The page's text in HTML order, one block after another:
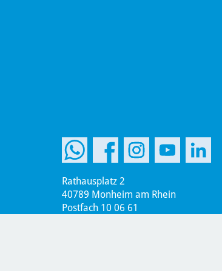
Rathausplatz 2
40789 Monheim am Rhein
Postfach 10 06 61